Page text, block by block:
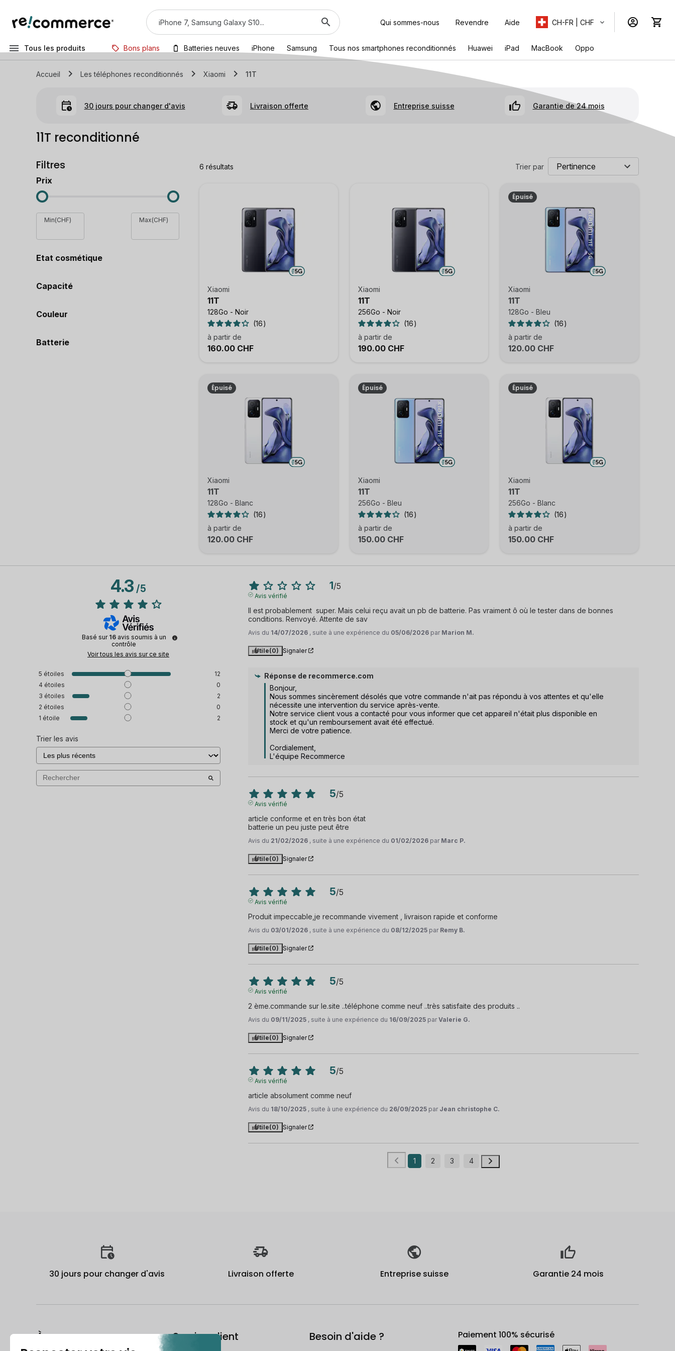
Qui sommes-nous Revendre Aide CH-FR | CHF
Tous les produits Bons plans Batteries neuves iPhone Samsung Tous nos smartphones reconditionnés Huawei iPad MacBook Oppo
Accueil Les téléphones reconditionnés Xiaomi 11T
30 jours pour changer d'avis Livraison offerte Entreprise suisse Garantie de 24 mois
11T reconditionné
Trier par
6 résultats
Xiaomi
11T
128Go - Noir
16
à partir de
160.00 CHF
Xiaomi
11T
256Go - Noir
16
à partir de
190.00 CHF
Épuisé
Xiaomi
11T
128Go - Bleu
16
à partir de
120.00 CHF
Épuisé
Xiaomi
11T
128Go - Blanc
16
à partir de
120.00 CHF
Épuisé
Xiaomi
11T
256Go - Bleu
16
à partir de
150.00 CHF
Épuisé
Xiaomi
11T
256Go - Blanc
16
à partir de
150.00 CHF
Filtres
Prix
Min(CHF) Max(CHF)
Etat cosmétique
Capacité
Couleur
Batterie
4.3/5
Basé sur 16 avis soumis à un
contrôle
Voir tous les avis sur ce site
5 étoiles
12
4 étoiles
0
3 étoiles
2
2 étoiles
0
1 étoile 2
Trier les avis
1/5
Avis vérifié
Il est probablement  super. Mais celui reçu avait un pb de batterie. Pas vraiment ô où le tester dans de bonnes
conditions. Renvoyé. Attente de sav
Avis du 14/07/2026 , suite à une expérience du 05/06/2026 par Marion M.
Utile(0) Signaler
Réponse de recommerce.com
Bonjour,
Nous sommes sincèrement désolés que votre commande n'ait pas répondu à vos attentes et qu'elle
nécessite une intervention du service après-vente.
Notre service client vous a contacté pour vous informer que cet appareil n'était plus disponible en
stock et qu'un remboursement avait été effectué.
Merci de votre patience.
Cordialement,
L'équipe Recommerce
5/5
Avis vérifié
article conforme et en très bon état
batterie un peu juste peut être
Avis du 21/02/2026 , suite à une expérience du 01/02/2026 par Marc P.
Utile(0) Signaler
5/5
Avis vérifié
Produit impeccable,je recommande vivement , livraison rapide et conforme
Avis du 03/01/2026 , suite à une expérience du 08/12/2025 par Remy B.
Utile(0) Signaler
5/5
Avis vérifié
2 ème.commande sur le.site ..téléphone comme neuf ..très satisfaite des produits ..
Avis du 09/11/2025 , suite à une expérience du 16/09/2025 parValerie G.
Utile(0) Signaler
5/5
Avis vérifié
article absolument comme neuf
Avis du 18/10/2025 , suite à une expérience du 26/09/2025 par Jean christophe C.
Utile(0) Signaler
1 2 3 4
30 jours pour changer d'avis Livraison offerte Entreprise suisse Garantie 24 mois
À propos Service client Besoin d'aide ? Paiement 100% sécurisé